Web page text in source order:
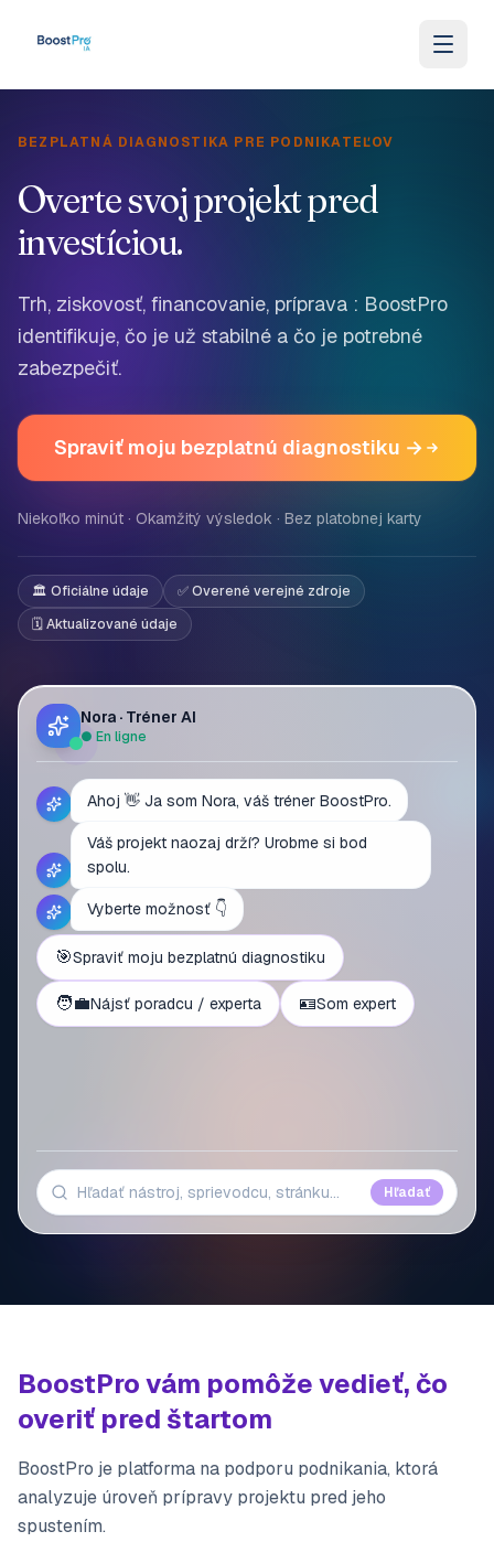
BEZPLATNÁ DIAGNOSTIKA PRE PODNIKATEĽOV
Overte svoj projekt pred
investíciou.
Trh, ziskovosť, financovanie, príprava : BoostPro
identifikuje, čo je už stabilné a čo je potrebné
zabezpečiť.
Spraviť moju bezplatnú diagnostiku →
Niekoľko minút · Okamžitý výsledok · Bez platobnej karty
🏛️ Oficiálne údaje
✅ Overené verejné zdroje
🗓️ Aktualizované údaje
Nora · Tréner AI
● En ligne
Ahoj 👋 Ja som Nora, váš tréner BoostPro.
Váš projekt naozaj drží? Urobme si bod
spolu.
Vyberte možnosť 👇
🎯Spraviť moju bezplatnú diagnostiku
🧑‍💼Nájsť poradcu / experta 🪪Som expert
Hľadať
BoostPro vám pomôže vedieť, čo
overiť pred štartom
BoostPro je platforma na podporu podnikania, ktorá
analyzuje úroveň prípravy projektu pred jeho
spustením.